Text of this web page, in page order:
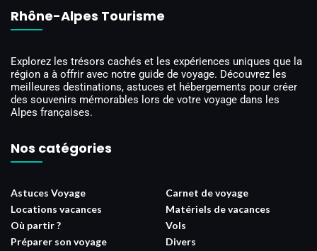
Rhône-Alpes Tourisme
Explorez les trésors cachés et les expériences uniques que la
région a à offrir avec notre guide de voyage. Découvrez les
meilleures destinations, astuces et hébergements pour créer
des souvenirs mémorables lors de votre voyage dans les
Alpes françaises.
Nos catégories
Astuces Voyage
Carnet de voyage
Locations vacances
Matériels de vacances
Où partir ?
Vols
Préparer son voyage
Divers